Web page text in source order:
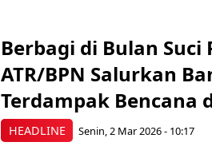
HEADLINE
Berbagi di Bulan
ATR/BPN Salurkan
Terdampak Bencana
Senin, 2 Mar 2026 - 10:17